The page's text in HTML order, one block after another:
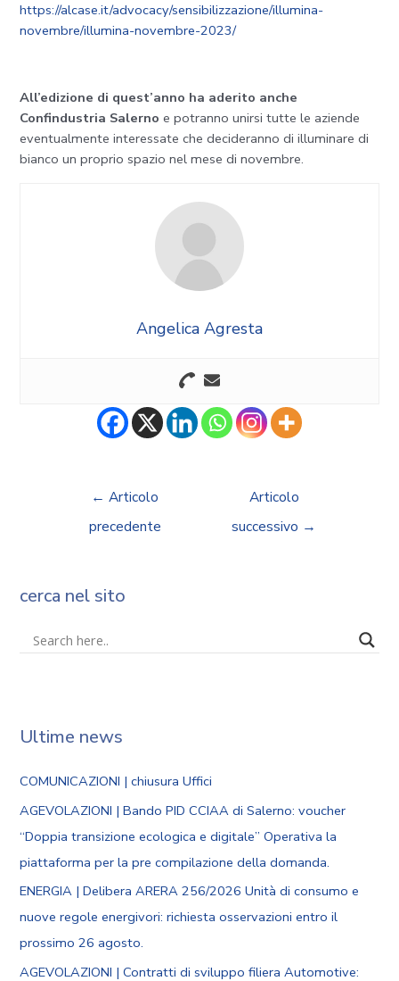
https://alcase.it/advocacy/sensibilizzazione/illumina-
novembre/illumina-novembre-2023/
All’edizione di quest’anno ha aderito anche
Confindustria Salerno e potranno unirsi tutte le aziende
eventualmente interessate che decideranno di illuminare di
bianco un proprio spazio nel mese di novembre.
Angelica Agresta
← Articolo
precedente
Articolo
successivo →
cerca nel sito
Ultime news
COMUNICAZIONI | chiusura Uffici
AGEVOLAZIONI | Bando PID CCIAA di Salerno: voucher
“Doppia transizione ecologica e digitale” Operativa la
piattaforma per la pre compilazione della domanda.
ENERGIA | Delibera ARERA 256/2026 Unità di consumo e
nuove regole energivori: richiesta osservazioni entro il
prossimo 26 agosto.
AGEVOLAZIONI | Contratti di sviluppo filiera Automotive: